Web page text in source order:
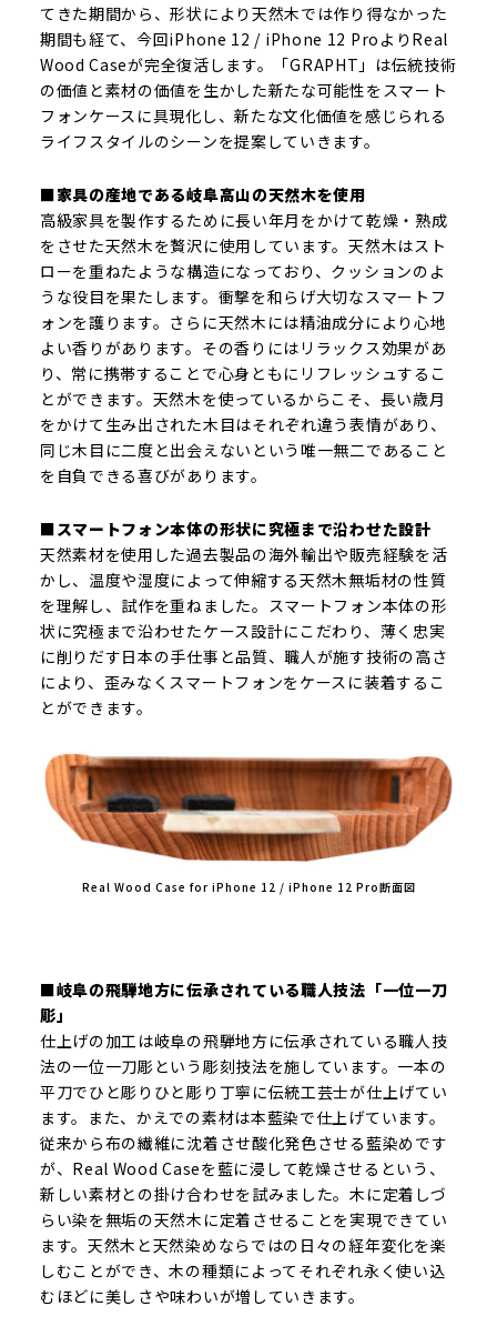
てきた期間から、形状により天然木では作り得なかった
期間も経て、今回iPhone 12 / iPhone 12 ProよりReal
Wood Caseが完全復活します。「GRAPHT」は伝統技術
の価値と素材の価値を生かした新たな可能性をスマート
フォンケースに具現化し、新たな文化価値を感じられる
ライフスタイルのシーンを提案していきます。
■家具の産地である岐阜高山の天然木を使用
高級家具を製作するために長い年月をかけて乾燥・熟成
をさせた天然木を贅沢に使用しています。天然木はスト
ローを重ねたような構造になっており、クッションのよ
うな役目を果たします。衝撃を和らげ大切なスマートフ
ォンを護ります。さらに天然木には精油成分により心地
よい香りがあります。その香りにはリラックス効果があ
り、常に携帯することで心身ともにリフレッシュするこ
とができます。天然木を使っているからこそ、長い歳月
をかけて生み出された木目はそれぞれ違う表情があり、
同じ木目に二度と出会えないという唯一無二であること
を自負できる喜びがあります。
■スマートフォン本体の形状に究極まで沿わせた設計
天然素材を使用した過去製品の海外輸出や販売経験を活
かし、温度や湿度によって伸縮する天然木無垢材の性質
を理解し、試作を重ねました。スマートフォン本体の形
状に究極まで沿わせたケース設計にこだわり、薄く忠実
に削りだす日本の手仕事と品質、職人が施す技術の高さ
により、歪みなくスマートフォンをケースに装着するこ
とができます。
Real Wood Case for iPhone 12 / iPhone 12 Pro断面図
■岐阜の飛騨地方に伝承されている職人技法「一位一刀
彫」
仕上げの加工は岐阜の飛騨地方に伝承されている職人技
法の一位一刀彫という彫刻技法を施しています。一本の
平刀でひと彫りひと彫り丁寧に伝統工芸士が仕上げてい
ます。また、かえでの素材は本藍染で仕上げています。
従来から布の繊維に沈着させ酸化発色させる藍染めです
が、Real Wood Caseを藍に浸して乾燥させるという、
新しい素材との掛け合わせを試みました。木に定着しづ
らい染を無垢の天然木に定着させることを実現できてい
ます。天然木と天然染めならではの日々の経年変化を楽
しむことができ、木の種類によってそれぞれ永く使い込
むほどに美しさや味わいが増していきます。